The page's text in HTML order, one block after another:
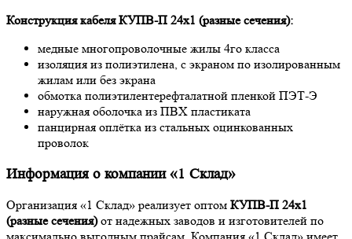
Конструкция кабеля КУПВ-П 24х1 (разные сечения):
медные многопроволочные жилы 4го класса
изоляция из полиэтилена, с экраном по изолированным
жилам или без экрана
обмотка полиэтилентерефталатной пленкой ПЭТ-Э
наружная оболочка из ПВХ пластиката
панцирная оплётка из стальных оцинкованных
проволок
Информация о компании «1 Склад»
Организация «1 Склад» реализует оптом КУПВ-П 24х1
(разные сечения)от надежных заводов и изготовителей по